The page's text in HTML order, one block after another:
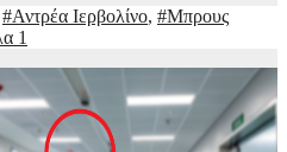
#Αντρέα Ιερβολίνο, #Μπρους
1